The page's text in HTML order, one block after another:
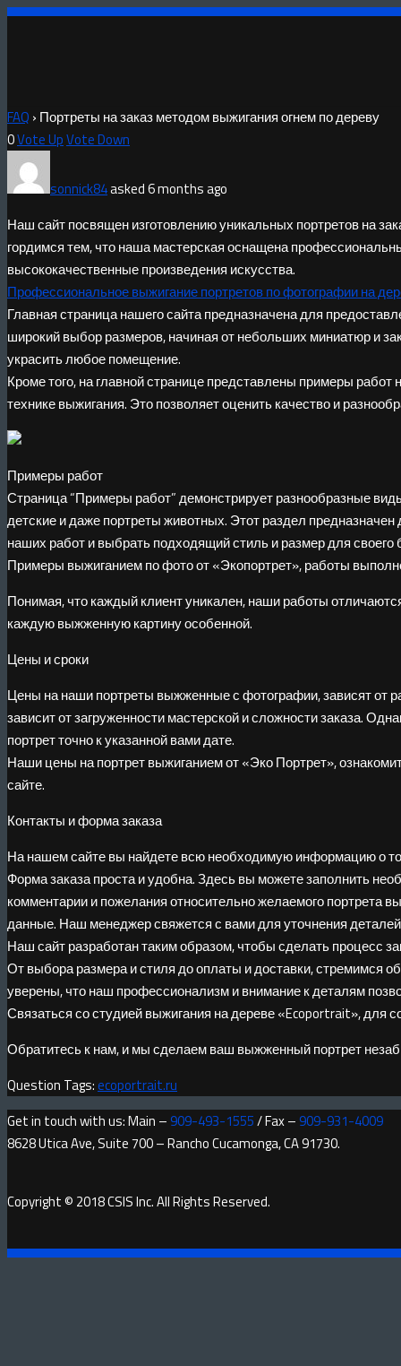
FAQ › Портреты на заказ методом выжигания огнем по дереву
0Vote UpVote Down
sonnick84asked 6 months ago
Наш сайт посвящен изготовлению уникальных портретов на
гордимся тем, что наша мастерская оснащена
высококачественные произведения искусства.
Профессиональное выжигание портретов по фотографии на
Главная страница нашего сайта предназначена для
широкий выбор размеров, начиная от небольших миниатюр и
украсить любое помещение.
Кроме того, на главной странице представлены примеры
технике выжигания. Это позволяет оценить качество и
Примеры работ
Страница “Примеры работ” демонстрирует разнообразные
детские и даже портреты животных. Этот раздел
наших работ и выбрать подходящий стиль и размер для
Примеры выжиганием по фото от «Экопортрет», работы
Понимая, что каждый клиент уникален, наши работы
каждую выжженную картину особенной.
Цены и сроки
Цены на наши портреты выжженные с фотографии, зависят от
зависит от загруженности мастерской и сложности заказа.
портрет точно к указанной вами дате.
Наши цены на портрет выжиганием от «Эко Портрет»,
сайте.
Контакты и форма заказа
На нашем сайте вы найдете всю необходимую информацию о
Форма заказа проста и удобна. Здесь вы можете заполнить
комментарии и пожелания относительно желаемого портрета
данные. Наш менеджер свяжется с вами для уточнения деталей
Наш сайт разработан таким образом, чтобы сделать процесс
От выбора размера и стиля до оплаты и доставки, стремимся
уверены, что наш профессионализм и внимание к деталям
Связаться со студией выжигания на дереве «Ecoportrait», для
Обратитесь к нам, и мы сделаем ваш выжженный портрет
Question Tags:ecoportrait.ru
Get in touch with us: Main –909-493-1555/ Fax –909-931-4009
8628 Utica Ave, Suite 700 – Rancho Cucamonga, CA 91730.
Copyright © 2018 CSIS Inc. All Rights Reserved.